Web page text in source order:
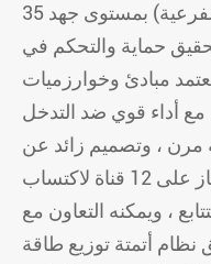
المستخدم الفرعية (المحطات الفرعية) بمستوى جهد 35
حماية والتحكم في
مبادئ وخوارزميات
أداء قوي ضد التدخل
مرن ، وتصميم زائد عن
الحاجة للتواصل. يحتوي الجهاز على 12 قناة لاكتساب
التتابع ، ويمكنه التعاون مع
نظام أتمتة توزيع طاقة